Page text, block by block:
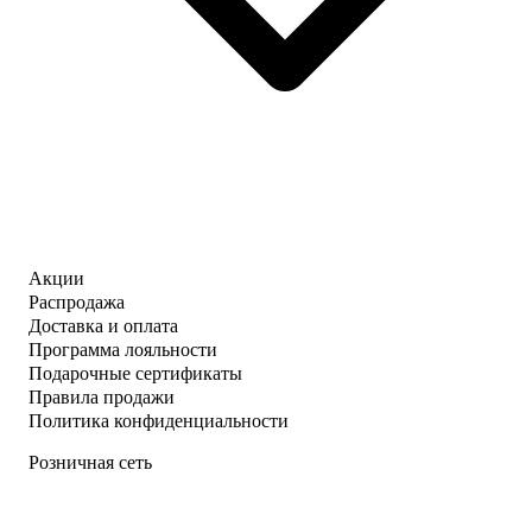
Акции
Распродажа
Доставка и оплата
Программа лояльности
Подарочные сертификаты
Правила продажи
Политика конфиденциальности
Розничная сеть